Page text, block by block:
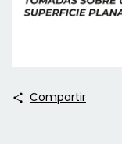
Compartir